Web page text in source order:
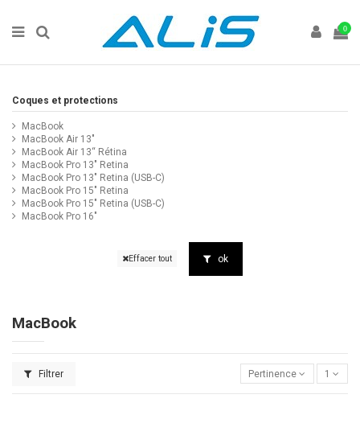
0
MacBook
Filtrer Pertinence 1
Coques et protections
MacBook
MacBook Air 13"
MacBook Air 13“ Rétina
MacBook Pro 13" Retina
MacBook Pro 13" Retina (USB-C)
MacBook Pro 15" Retina
MacBook Pro 15" Retina (USB-C)
MacBook Pro 16"
Effacer tout ok